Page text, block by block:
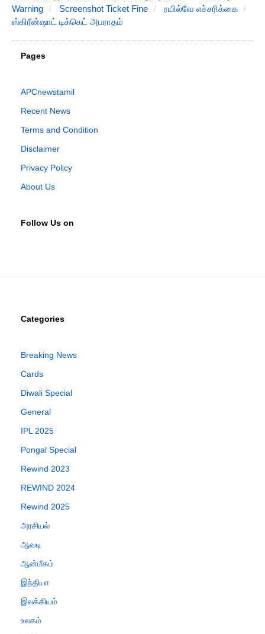
Warning
Screenshot Ticket Fine
ரயில்வே எச்சரிக்கை
ஸ்கிரீன்ஷாட் டிக்கெட் அபராதம்
Pages
APCnewstamil
Recent News
Terms and Condition
Disclaimer
Privacy Policy
About Us
Follow Us on
Categories
Breaking News
Cards
Diwali Special
General
IPL 2025
Pongal Special
Rewind 2023
REWIND 2024
Rewind 2025
அரசியல்
ஆவடி
ஆன்மீகம்
இந்தியா
இலக்கியம்
உலகம்